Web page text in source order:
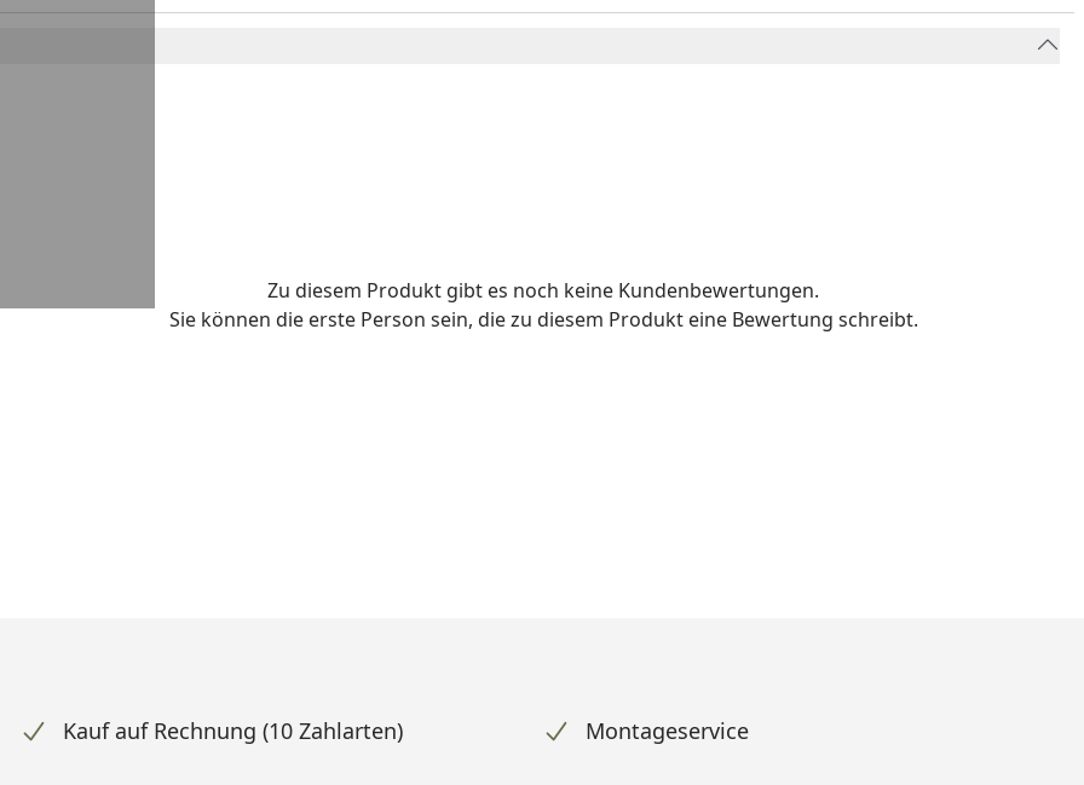
Zu diesem Produkt gibt es noch keine Kundenbewertungen.
Sie können die erste Person sein, die zu diesem Produkt eine Bewertung schreibt.
Kauf auf Rechnung (10 Zahlarten) Montageservice